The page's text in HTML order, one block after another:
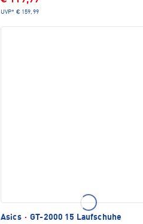
UVP* € 159,99
Asics · GT-2000 15 Laufschuhe